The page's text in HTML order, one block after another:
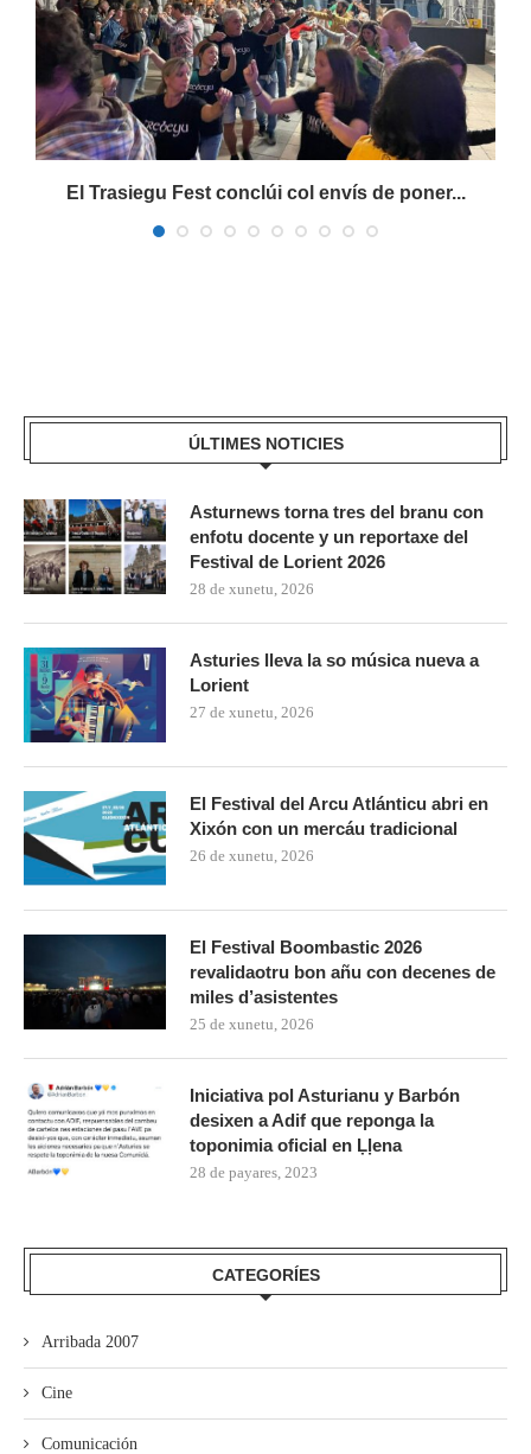
El Trasiegu Fest conclúi col envís de poner...
ÚLTIMES NOTICIES
Asturnews torna tres del branu con
enfotu docente y un reportaxe del
Festival de Lorient 2026
28 de xunetu, 2026
Asturies lleva la so música nueva a
Lorient
27 de xunetu, 2026
El Festival del Arcu Atlánticu abri en
Xixón con un mercáu tradicional
26 de xunetu, 2026
El Festival Boombastic 2026
revalidaotru bon añu con decenes de
miles d’asistentes
25 de xunetu, 2026
Iniciativa pol Asturianu y Barbón
desixen a Adif que reponga la
toponimia oficial en Ḷḷena
28 de payares, 2023
CATEGORÍES
Arribada 2007
Cine
Comunicación